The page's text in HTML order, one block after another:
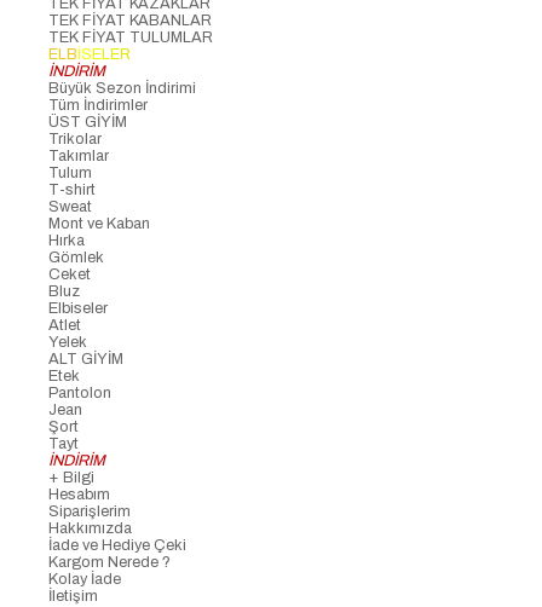
TEK FİYAT KAZAKLAR
TEK FİYAT KABANLAR
TEK FİYAT TULUMLAR
ELBİSELER
İNDİRİM
Büyük Sezon İndirimi
Tüm İndirimler
ÜST GİYİM
Trikolar
Takımlar
Tulum
T-shirt
Sweat
Mont ve Kaban
Hırka
Gömlek
Ceket
Bluz
Elbiseler
Atlet
Yelek
ALT GİYİM
Etek
Pantolon
Jean
Şort
Tayt
İNDİRİM
+ Bilgi
Hesabım
Siparişlerim
Hakkımızda
İade ve Hediye Çeki
Kargom Nerede ?
Kolay İade
İletişim